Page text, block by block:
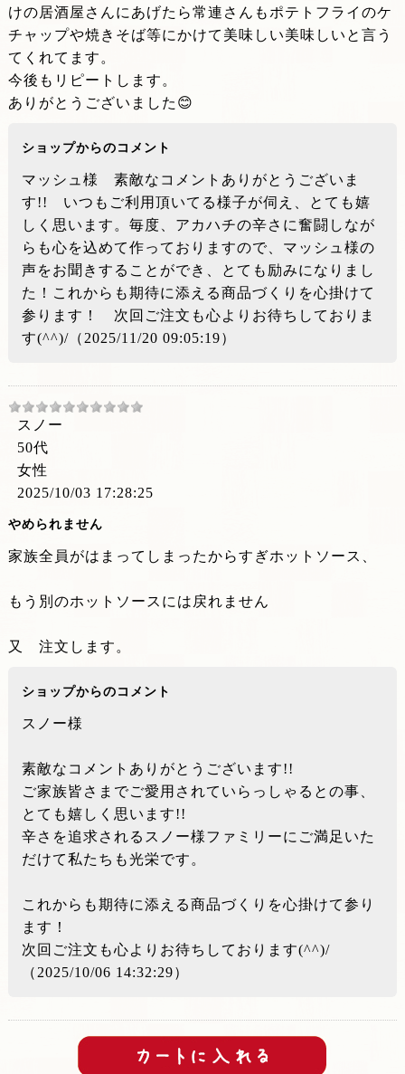
けの居酒屋さんにあげたら常連さんもポテトフライのケ
チャップや焼きそば等にかけて美味しい美味しいと言う
てくれてます。
今後もリピートします。
ありがとうございました😊
ショップからのコメント
マッシュ様 素敵なコメントありがとうございま
す!! いつもご利用頂いてる様子が伺え、とても嬉
しく思います。毎度、アカハチの辛さに奮闘しなが
らも心を込めて作っておりますので、マッシュ様の
声をお聞きすることができ、とても励みになりまし
た！これからも期待に添える商品づくりを心掛けて
参ります！ 次回ご注文も心よりお待ちしておりま
す(^^)/（2025/11/20 09:05:19）
スノー
50代
女性
2025/10/03 17:28:25
やめられません
家族全員がはまってしまったからすぎホットソース、
もう別のホットソースには戻れません
又 注文します。
ショップからのコメント
スノー様
素敵なコメントありがとうございます!!
ご家族皆さまでご愛用されていらっしゃるとの事、
とても嬉しく思います!!
辛さを追求されるスノー様ファミリーにご満足いた
だけて私たちも光栄です。
これからも期待に添える商品づくりを心掛けて参り
ます！
次回ご注文も心よりお待ちしております(^^)/
（2025/10/06 14:32:29）